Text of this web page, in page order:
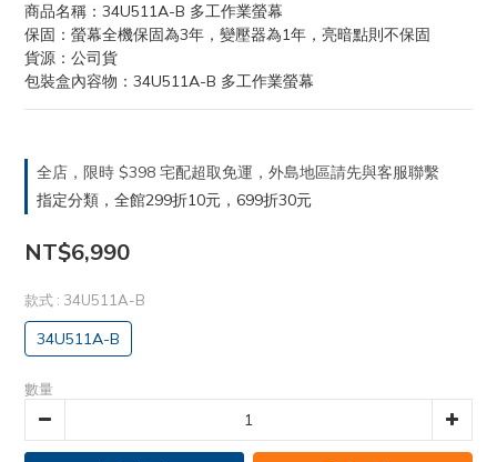
商品名稱：34U511A-B 多工作業螢幕
保固：螢幕全機保固為3年，變壓器為1年，亮暗點則不保固
貨源：公司貨
包裝盒內容物：34U511A-B 多工作業螢幕
全店，限時 $398 宅配超取免運，外島地區請先與客服聯繫
指定分類，全館299折10元，699折30元
NT$6,990
款式 : 34U511A-B
34U511A-B
數量